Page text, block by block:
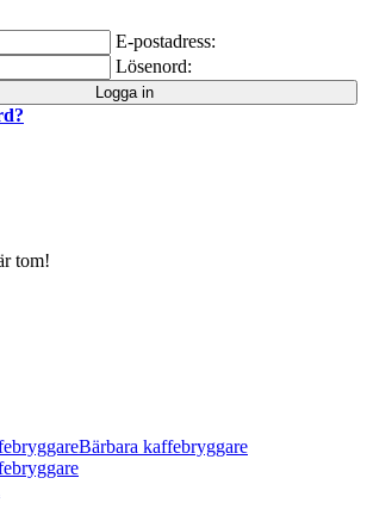
E-postadress:
Lösenord:
Logga in
tom!
Bärbara kaffebryggare